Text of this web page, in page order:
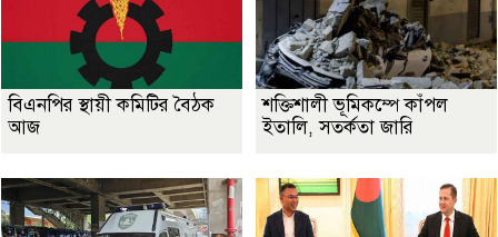
বিএনপির স্থায়ী কমিটির বৈঠক
আজ
শক্তিশালী ভূমিকম্পে কাঁপল
ইতালি, সতর্কতা জারি